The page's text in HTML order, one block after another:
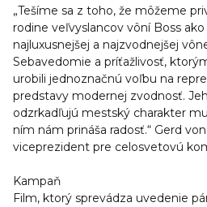
„Tešíme sa z toho, že môžeme
rodine veľvyslancov vôní Boss
najluxusnejšej a najzvodnejšej
Sebavedomie a príťažlivosť,
urobili jednoznačnú voľbu na
predstavy modernej zvodnosť.
odzrkadľujú mestský charakter
ním nám prináša radosť.“ Gerd
viceprezident pre celosvetovú
Kampaň
Film, ktorý sprevádza uvedenie